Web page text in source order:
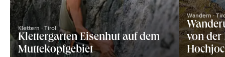
Klettern · Tirol
Klettergarten Eisenhut auf dem
Muttekopfgebiet
Wandern ·
von der